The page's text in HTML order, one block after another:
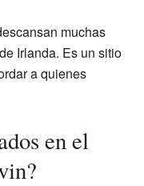
muchas
Irlanda. Es un sitio
a quienes
en el